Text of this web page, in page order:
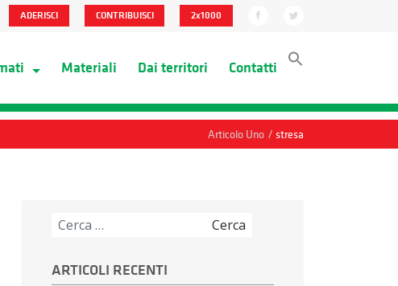
ADERISCI CONTRIBUISCI 2x1000
Materiali Dai territori Contatti
Articolo Uno / stresa
ARTICOLI RECENTI